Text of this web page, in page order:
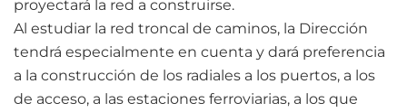
proyectará la red a construirse.
Al estudiar la red troncal de caminos, la Dirección
tendrá especialmente en cuenta y dará preferencia
a la construcción de los radiales a los puertos, a los
de acceso, a las estaciones ferroviarias, a los que